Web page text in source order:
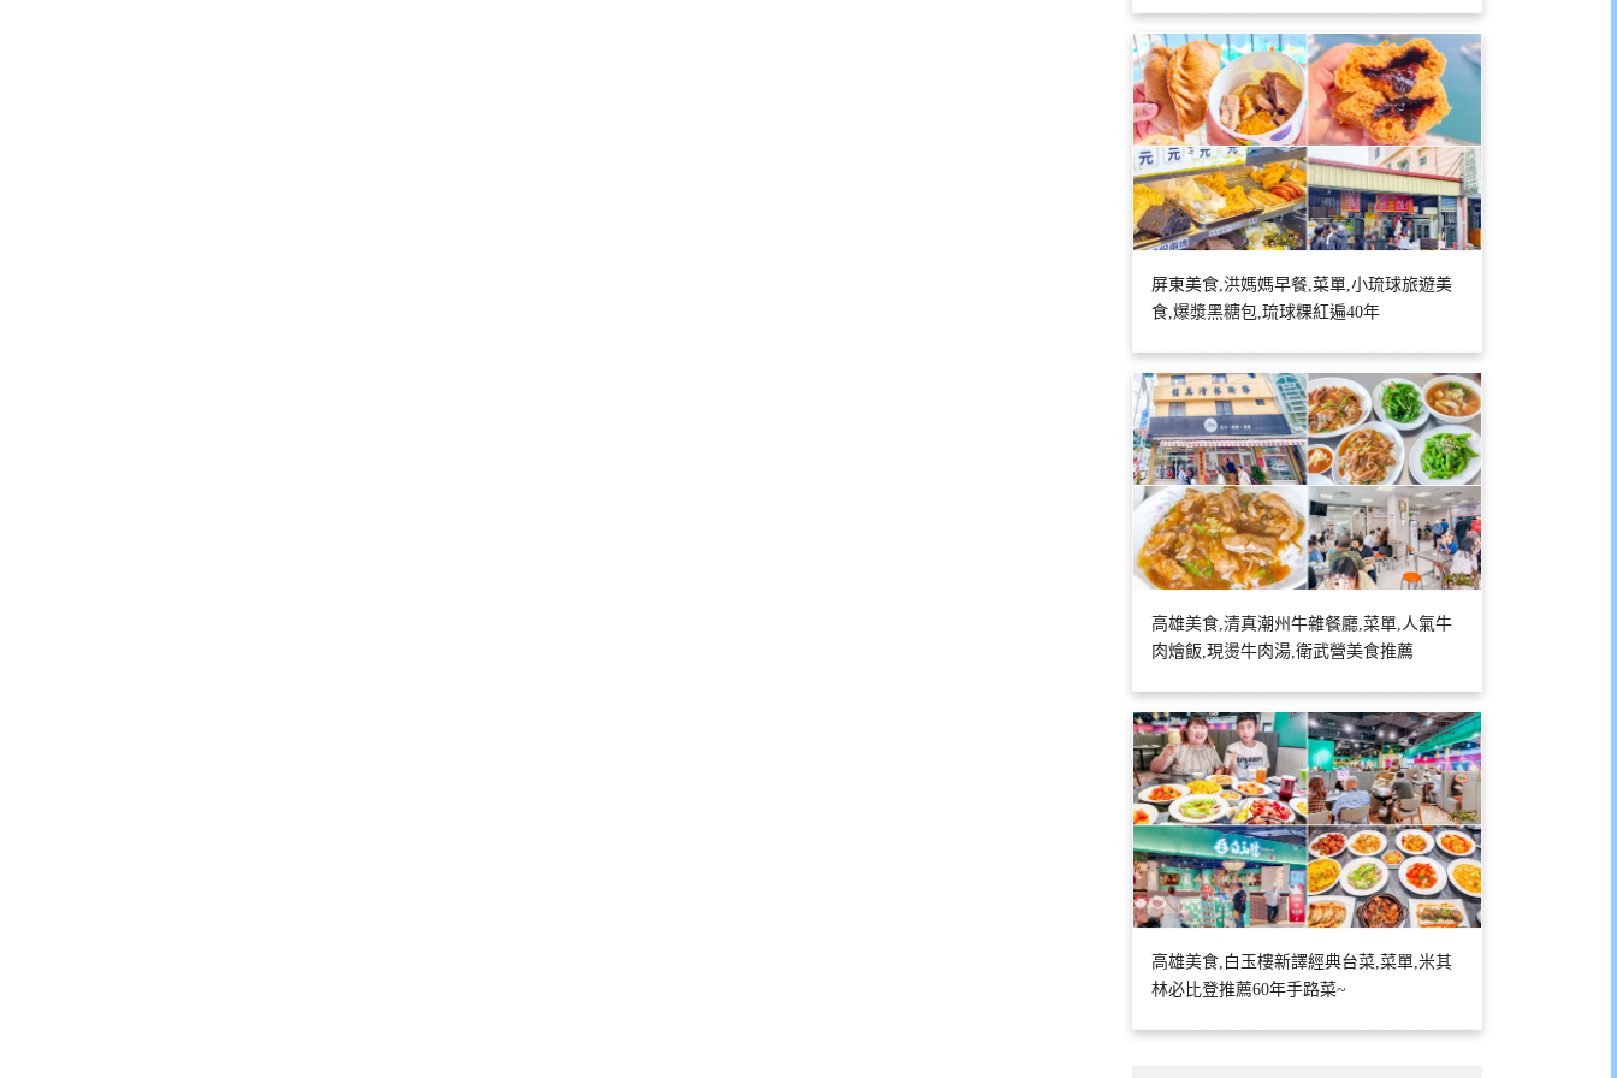
屏東美食,洪媽媽早餐,菜單,小琉球旅遊美
食,爆漿黑糖包,琉球粿紅遍40年
高雄美食,清真潮州牛雜餐廳,菜單,人氣牛
肉燴飯,現燙牛肉湯,衛武營美食推薦
高雄美食,白玉樓新譯經典台菜,菜單,米其
林必比登推薦60年手路菜~